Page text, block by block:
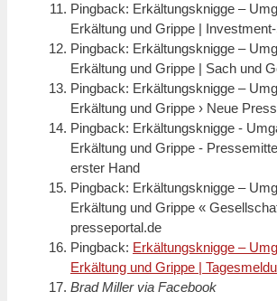
Pingback: Erkältungsknigge –
Erkältung und Grippe |
Pingback: Erkältungsknigge –
Erkältung und Grippe | Sach und
Pingback: Erkältungsknigge –
Erkältung und Grippe › Neue
Pingback: Erkältungsknigge -
Erkältung und Grippe -
erster Hand
Pingback: Erkältungsknigge –
Erkältung und Grippe «
presseportal.de
Pingback: Erkältungsknigge –
Erkältung und Grippe |
Brad Miller via Facebook